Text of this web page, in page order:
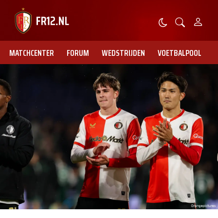
MATCHCENTER FORUM WEDSTRIJDEN VOETBALPOOL